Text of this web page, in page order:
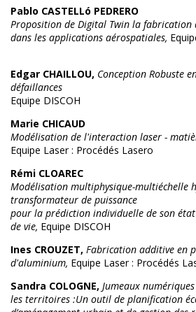
Pablo CASTELLó PEDRERO
Proposition de Digital Twin la
dans les applications aérospatiales,
Edgar CHAILLOU, Conception Robuste
défaillances
Equipe DISCOH
Marie CHICAUD
Modélisation de l'interaction laser -
Equipe Laser : Procédés Lasero
Rémi CLOAREC
Modélisation multiphysique-multiéchelle
transformateur de puissance
pour la prédiction individuelle de son
de vie, Equipe DISCOH
Ines CROUZET, Fabrication additive en
d'aluminium, Equipe Laser : Procédés
Sandra COLOGNE, Jumeaux
les territoires :Un outil de planification